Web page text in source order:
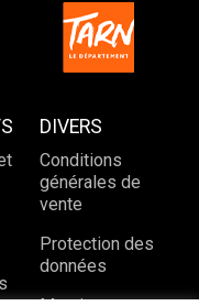
DIVERS
Conditions
générales de
vente
Protection des
données